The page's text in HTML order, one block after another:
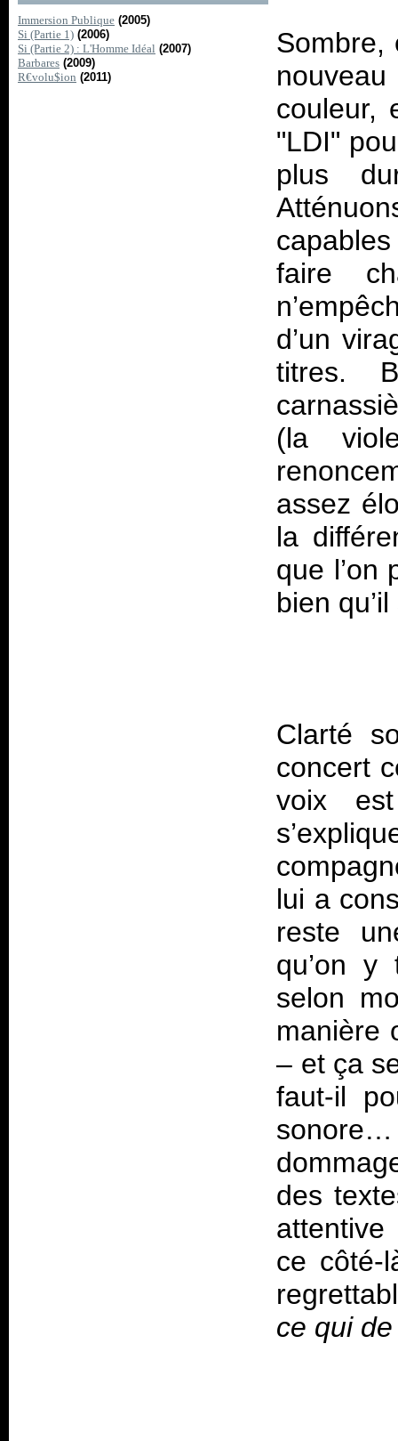
Immersion Publique (2005)
Si (Partie 1) (2006)
Si (Partie 2) : L'Homme Idéal (2007)
Barbares (2009)
R€volu$ion (2011)
Sombre,
couleur,
"LDI"
plus
faire
d’un
titres.
(la
assez
la
que l’on
Clarté
concert
voix
lui a
reste
qu’on y
selon
manière
– et ça
faut-il
des
attentive
ce côté-
ce qui